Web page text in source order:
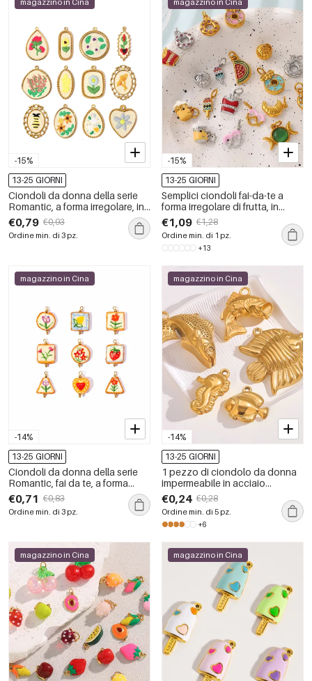
-15%
magazzino in Cina
13-25 GIORNI
Ciondoli da donna della serie
Romantic, a forma irregolare, in
acciaio inossidabile,
impermeabili e color oro, con
motivo floreale fai da te.
€0,79 €0,93
Ordine min. di 3 pz.
-15%
magazzino in Cina
13-25 GIORNI
Semplici ciondoli fai-da-te a
forma irregolare di frutta, in
acciaio inossidabile
impermeabile color oro con
strass.
€1,09 €1,28
Ordine min. di 1 pz.
+13
-14%
magazzino in Cina
13-25 GIORNI
Ciondoli da donna della serie
Romantic, fai da te, a forma
irregolare, in acciaio
inossidabile, impermeabili, color
oro, con frutta.
€0,71 €0,83
Ordine min. di 3 pz.
-14%
magazzino in Cina
13-25 GIORNI
1 pezzo di ciondolo da donna
impermeabile in acciaio
inossidabile a forma di pesce fai
da te
€0,24 €0,28
Ordine min. di 5 pz.
+6
magazzino in Cina magazzino in Cina